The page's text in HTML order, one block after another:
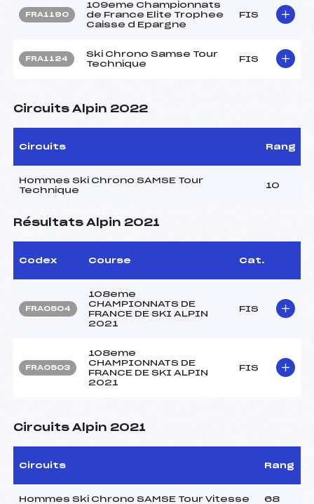
FRA1190
109eme Championnats
de France Elite Trophee
Caisse d Epargne
FIS
FRA1124
Ski Chrono Samse Tour
Technique
FIS
Circuits Alpin 2022
Circuits Rang
Hommes Ski Chrono SAMSE Tour
Technique
10
Résultats Alpin 2021
Codex Course Cat.
FRA0504
108eme
CHAMPIONNATS DE
FRANCE DE SKI ALPIN
2021
FIS
FRA0503
108eme
CHAMPIONNATS DE
FRANCE DE SKI ALPIN
2021
FIS
Circuits Alpin 2021
Circuits Rang
Hommes Ski Chrono SAMSE Tour Vitesse 68